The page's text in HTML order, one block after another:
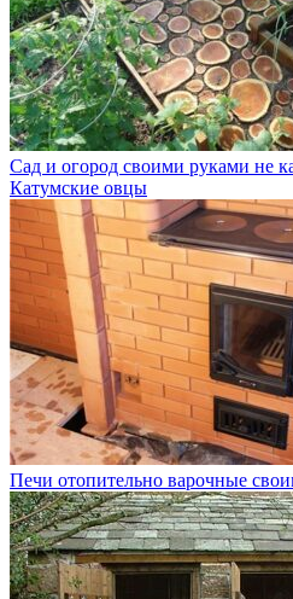
Сад и огород своими руками не
Катумские овцы
Печи отопительно варочные